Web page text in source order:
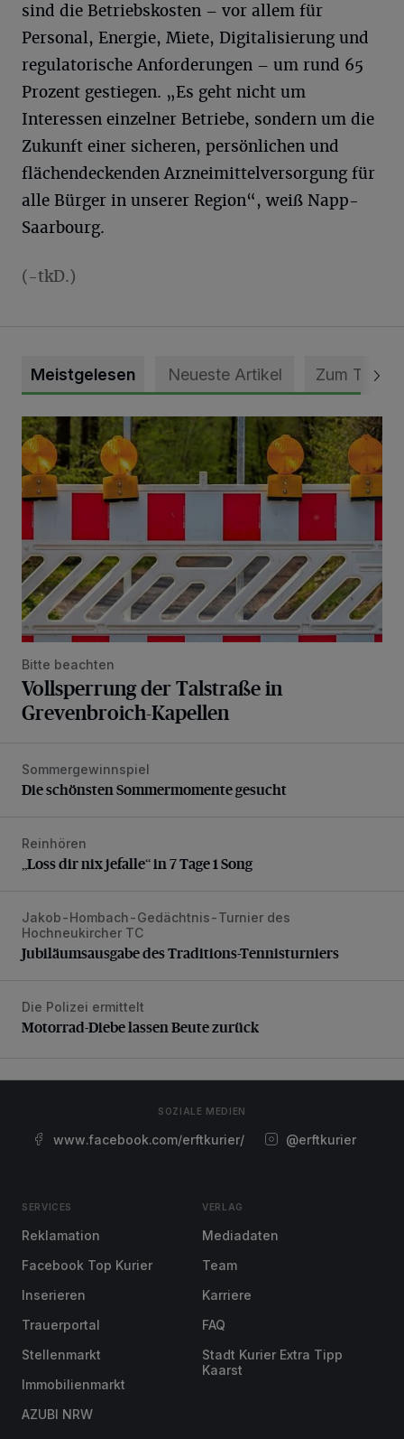
sind die Betriebskosten – vor allem für
Personal, Energie, Miete, Digitalisierung und
regulatorische Anforderungen – um rund 65
Prozent gestiegen. „Es geht nicht um
Interessen einzelner Betriebe, sondern um die
Zukunft einer sicheren, persönlichen und
flächendeckenden Arzneimittelversorgung für
alle Bürger in unserer Region“, weiß Napp-
Saarbourg.
(-tkD.)
Meistgelesen Neueste Artikel Zum Thema
Vollsperrung der Talstraße in Grevenbroich-Kapellen
Bitte beachten
Vollsperrung der Talstraße in
Grevenbroich-Kapellen
Die schönsten Sommermomente gesucht
Sommergewinnspiel
Die schönsten Sommermomente gesucht
„Loss dir nix jefalle“ in 7 Tage 1 Song
Reinhören
„Loss dir nix jefalle“ in 7 Tage 1 Song
Jubiläumsausgabe des Traditions-Tennisturniers
Jakob-Hombach-Gedächtnis-Turnier des
Hochneukircher TC
Jubiläumsausgabe des Traditions-Tennisturniers
Motorrad-Diebe lassen Beute zurück
Die Polizei ermittelt
Motorrad-Diebe lassen Beute zurück
SOZIALE MEDIEN
www.facebook.com/erftkurier/ @erftkurier
SERVICES
Reklamation
Facebook Top Kurier
Inserieren
Trauerportal
Stellenmarkt
Immobilienmarkt
AZUBI NRW
VERLAG
Mediadaten
Team
Karriere
FAQ
Stadt Kurier Extra Tipp
Kaarst